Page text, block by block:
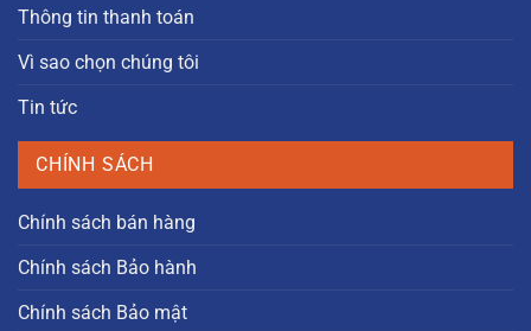
Thông tin thanh toán
Vì sao chọn chúng tôi
Tin tức
CHÍNH SÁCH
Chính sách bán hàng
Chính sách Bảo hành
Chính sách Bảo mật